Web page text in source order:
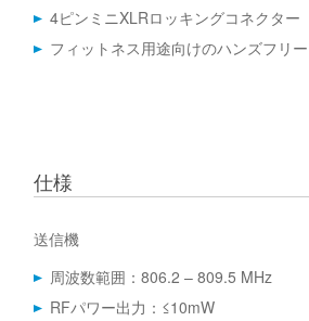
4ピンミニXLRロッキングコネクター
フィットネス用途向けのハンズフリ
仕様
送信機
周波数範囲：806.2 – 809.5 MHz
RFパワー出力：≤10mW